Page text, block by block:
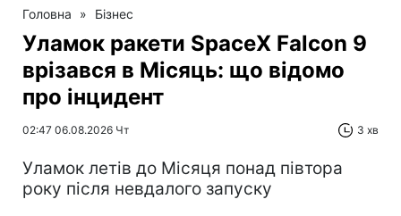
Головна » Бізнес
Уламок ракети SpaceX Falcon 9
врізався в Місяць: що відомо
про інцидент
02:47 06.08.2026 Чт 3 хв
Уламок летів до Місяця понад півтора
року після невдалого запуску